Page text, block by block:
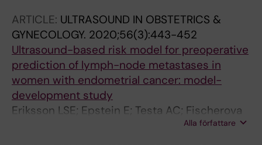
ARTICLE: ULTRASOUND IN OBSTETRICS &
GYNECOLOGY. 2020;56(3):443-452
Ultrasound-based risk model for preoperative
prediction of lymph-node metastases in
women with endometrial cancer: model-
development study
Eriksson LSE; Epstein E; Testa AC; Fischerova
D; Valentin L; Sladkevicius P; Franchi D;Alla författare